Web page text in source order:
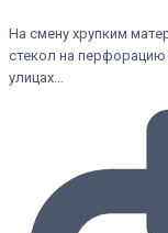
На смену хрупким
стекол на
улицах…